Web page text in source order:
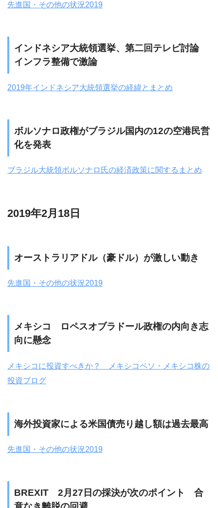
先進国・その他の状況2019
インドネシア大統領選挙、第二回テレビ討論
インフラ整備で激論
2019年インドネシア大統領選挙の経緯とまとめ
ボルソナロ政権がブラジル国内の12の空港民営
化を発表
ブラジル大統領ボルソナロ氏の経済政策に関するまとめ
2019年2月18日
オーストラリアドル（豪ドル）が激しい動き
先進国・その他の状況2019
メキシコ ロペスオブラドール政権の内向き志
向に懸念
メキシコに投資すべきか？ メキシコペソ・メキシコ株の
投資ブログ
海外投資家による米国債売り越し額は過去最高
先進国・その他の状況2019
BREXIT 2月27日の採決が次のポイント 合